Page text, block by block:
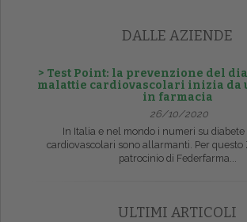
DALLE AZIENDE
> Test Point: la prevenzione del
malattie cardiovascolari inizia da
in farmacia
26/10/2020
In Italia e nel mondo i numeri su
cardiovascolari sono allarmanti. Per
patrocinio di Federfarma...
ULTIMI ARTICOLI